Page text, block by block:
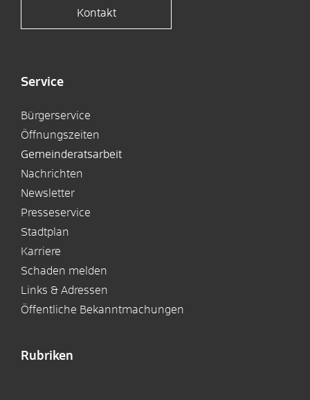
Kontakt
Service
Bürgerservice
Öffnungszeiten
Gemeinderatsarbeit
Nachrichten
Newsletter
Presseservice
Stadtplan
Karriere
Schaden melden
Links & Adressen
Öffentliche Bekanntmachungen
Rubriken